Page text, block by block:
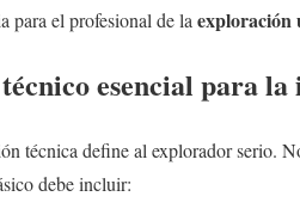
para el profesional de la exploración
esencial para
técnica define al explorador serio.
debe incluir: